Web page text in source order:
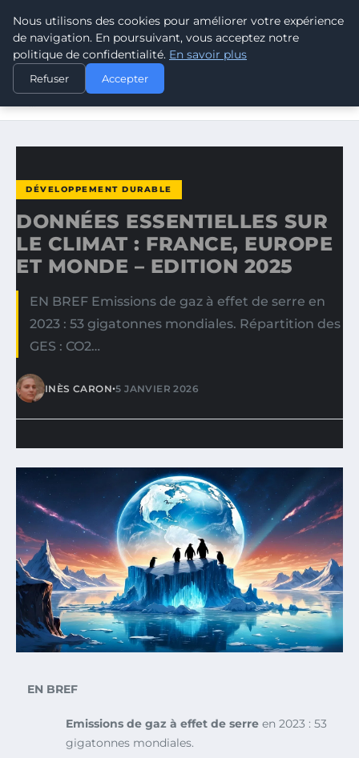
CLIMATE GUARDIAN
ACCUEIL
DÉVELOPPEMENT DURABLE
DONNÉES ESSENTIELLES SUR LE CLIMAT : FRANCE, EUROPE
DÉVELOPPEMENT DURABLE
DONNÉES ESSENTIELLES SUR
LE CLIMAT : FRANCE, EUROPE
ET MONDE – EDITION 2025
EN BREF Emissions de gaz à effet de serre en
2023 : 53 gigatonnes mondiales. Répartition des
GES : CO2…
INÈS CARON•5 JANVIER 2026
EN BREF
Emissions de gaz à effet de serre en 2023 : 53
gigatonnes mondiales.
Nous utilisons des cookies pour améliorer votre expérience
de navigation. En poursuivant, vous acceptez notre
politique de confidentialité. En savoir plus
Refuser Accepter